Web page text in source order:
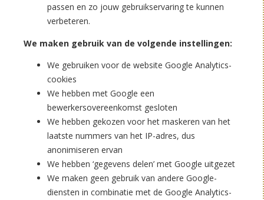
passen en zo jouw gebruikservaring te kunnen
verbeteren.
We maken gebruik van de volgende instellingen:
We gebruiken voor de website Google Analytics-
cookies
We hebben met Google een
bewerkersovereenkomst gesloten
We hebben gekozen voor het maskeren van het
laatste nummers van het IP-adres, dus
anonimiseren ervan
We hebben ‘gegevens delen’ met Google uitgezet
We maken geen gebruik van andere Google-
diensten in combinatie met de Google Analytics-